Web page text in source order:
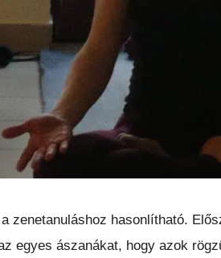
zenetanuláshoz hasonlítható.
egyes ászanákat, hogy azok